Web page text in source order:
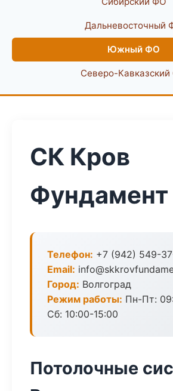
Дальневосточный
Южный ФО
Северо-
СК Кров
Фундамент
Телефон: +7 (942) 549-
Email:
Город: Волгоград
Режим работы: Пн-Пт:
Сб: 10:00-15:00
Потолочные